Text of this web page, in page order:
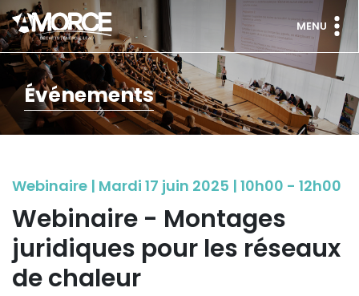
MENU
Événements
Webinaire | Mardi 17 juin 2025 | 10h00 - 12h00
Webinaire - Montages
juridiques pour les réseaux
de chaleur